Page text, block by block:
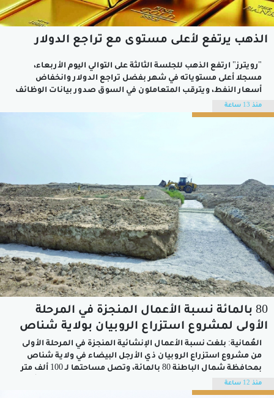
الذهب يرتفع لأعلى مستوى مع تراجع الدولار
"رويترز" ارتفع الذهب للجلسة الثالثة على التوالي اليوم الأربعاء،
مسجلا أعلى مستوياته ​في شهر بفضل ​تراجع الدولار وانخفاض
أسعار النفط، ويترقب المتعاملون في السوق صدور بيانات الوظائف
الأمريكية بحثا عن مؤشرات حول مسار السياسة النقدية الأمريكية.
منذ 13 ساعة
80 بالمائة نسبة الأعمال المنجزة في المرحلة
الأولى لمشروع استزراع الروبيان بولاية شناص
العُمانية: بلغت نسبة الأعمال الإنشائية المنجزة في المرحلة الأولى
من مشروع استزراع الروبيان ذي الأرجل البيضاء في ولاية شناص
بمحافظة شمال الباطنة 80 بالمائة، وتصل مساحتها لـ 100 ألف متر
يصل إنتاج الروبيان في المرحلة الأولى لنحو 5 آلاف طن،...
منذ 12 ساعة